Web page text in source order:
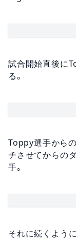
試合開始直後に
る。
Toppy選手から
チさせてからの
手。
それに続くよう